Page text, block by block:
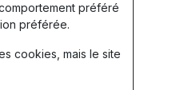
préféré
préférée.
cookies, mais le site